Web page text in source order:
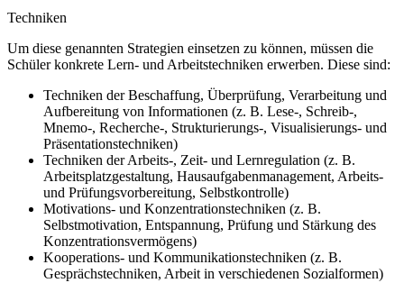
Techniken
Um diese genannten Strategien einsetzen zu können, müssen die
Schüler konkrete Lern- und Arbeitstechniken erwerben. Diese sind:
Techniken der Beschaffung, Überprüfung, Verarbeitung und
Aufbereitung von Informationen (z. B. Lese-, Schreib-,
Mnemo-, Recherche-, Strukturierungs-, Visualisierungs- und
Präsentationstechniken)
Techniken der Arbeits-, Zeit- und Lernregulation (z. B.
Arbeitsplatzgestaltung, Hausaufgabenmanagement, Arbeits-
und Prüfungsvorbereitung, Selbstkontrolle)
Motivations- und Konzentrationstechniken (z. B.
Selbstmotivation, Entspannung, Prüfung und Stärkung des
Konzentrationsvermögens)
Kooperations- und Kommunikationstechniken (z. B.
Gesprächstechniken, Arbeit in verschiedenen Sozialformen)